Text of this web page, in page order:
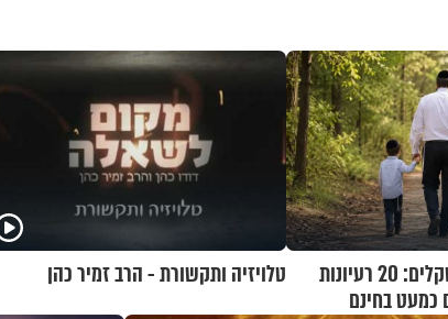
בלי להוציא מאות שקלים: 20 רעיונות
כמעט בחינם
טלויזיה ותקשורת - הרב זמיר כהן